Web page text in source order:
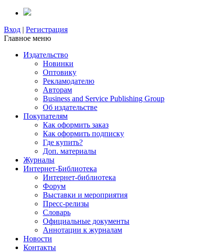
Вход | Регистрация
Главное меню
Издательство
Новинки
Оптовику
Рекламодателю
Авторам
Business and Service Publishing Group
Об издательстве
Покупателям
Как оформить заказ
Как оформить подписку
Где купить?
Доп. материалы
Журналы
Интернет-Библиотека
Интернет-библиотека
Форум
Выставки и мероприятия
Пресс-релизы
Словарь
Официальные документы
Аннотации к журналам
Новости
Контакты